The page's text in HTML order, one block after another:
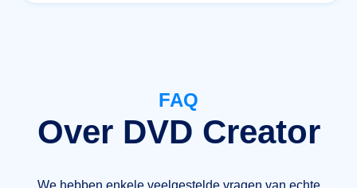
FAQ
Over DVD Creator
We hebben enkele veelgestelde vragen van echte